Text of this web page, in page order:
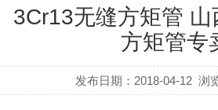
3Cr13无缝方矩管
方矩管专
发布日期：2018-04-12 浏